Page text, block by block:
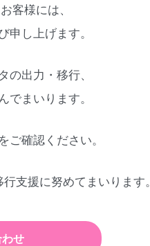
客様には、
し上げます。
出力・移行、
まいります。
確認ください。
支援に努めてまいります。
せ